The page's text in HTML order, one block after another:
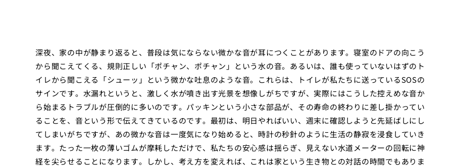
深夜、家の中が静まり返ると、普段は気にならない微かな音が耳につくことがあります。寝室のドアの向こう
から聞こえてくる、規則正しい「ポチャン、ポチャン」という水の音。あるいは、誰も使っていないはずのト
イレから聞こえる「シューッ」という微かな吐息のような音。これらは、トイレが私たちに送っているSOSの
サインです。水漏れというと、激しく水が噴き出す光景を想像しがちですが、実際にはこうした控えめな音か
ら始まるトラブルが圧倒的に多いのです。パッキンという小さな部品が、その寿命の終わりに差し掛かってい
ることを、音という形で伝えてきているのです。最初は、明日やればいい、週末に確認しようと先延ばしにし
てしまいがちですが、あの微かな音は一度気になり始めると、時計の秒針のように生活の静寂を浸食していき
ます。たった一枚の薄いゴムが摩耗しただけで、私たちの安心感は揺らぎ、見えない水道メーターの回転に神
経を尖らせることになります。しかし、考え方を変えれば、これは家という生き物との対話の時間でもありま